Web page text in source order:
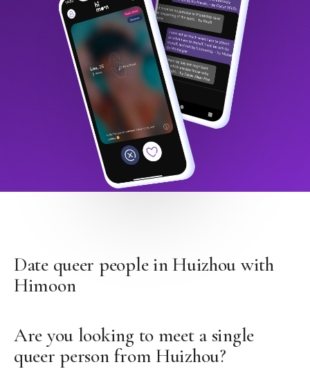
Date queer people in Huizhou with
Himoon
Are you looking to meet a single
queer person from Huizhou?